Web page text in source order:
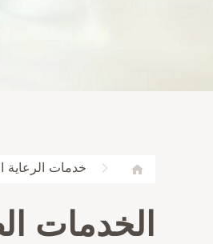
خدمات الرعاية
الخدمات